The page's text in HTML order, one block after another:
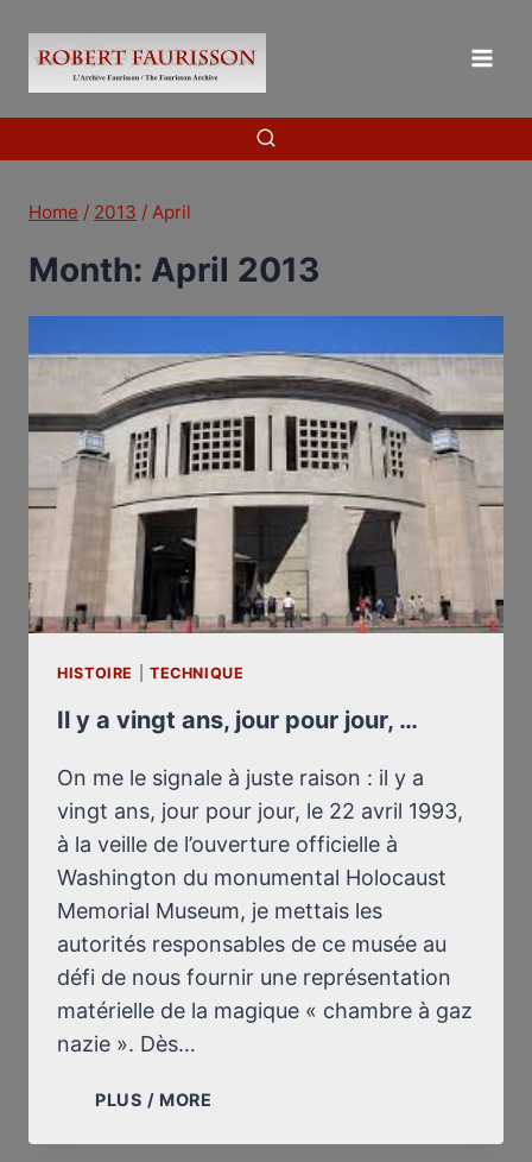
content
Home / 2013 / April
Month: April 2013
HISTOIRE TECHNIQUE
Il y a vingt ans, jour pour jour, …
On me le signale à juste raison : il y a
vingt ans, jour pour jour, le 22 avril 1993,
à la veille de l’ouverture officielle à
Washington du monumental Holocaust
Memorial Museum, je mettais les
autorités responsables de ce musée au
défi de nous fournir une représentation
matérielle de la magique « chambre à gaz
nazie ». Dès…
PLUS / MORE
A